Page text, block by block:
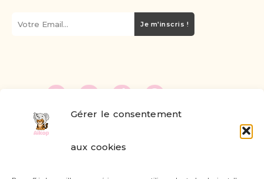
Gérer le consentement
aux cookies
Je m'inscris !